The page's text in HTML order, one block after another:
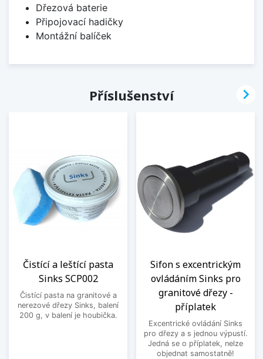
Dřezová baterie
Připojovací hadičky
Montážní balíček
Příslušenství
Čistící a leštící pasta
Sinks SCP002
Čistící pasta na granitové a
nerezové dřezy Sinks, balení
200 g, v balení je houbička.
Sifon s excentrickým
ovládáním Sinks pro
granitové dřezy -
příplatek
Excentrické ovládání Sinks
pro dřezy a s jednou výpustí.
Jedná se o příplatek, nelze
objednat samostatně!
